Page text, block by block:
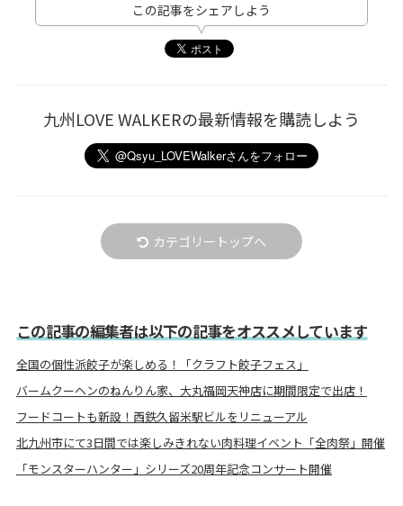
この記事をシェアしよう
九州LOVE WALKERの最新情報を購読しよう
カテゴリートップへ
この記事の編集者は以下の記事をオススメしています
全国の個性派餃子が楽しめる！「クラフト餃子フェス」
バームクーヘンのねんりん家、大丸福岡天神店に期間限定で出店！
フードコートも新設！西鉄久留米駅ビルをリニューアル
北九州市にて3日間では楽しみきれない肉料理イベント「全肉祭」開催
「モンスターハンター」シリーズ20周年記念コンサート開催